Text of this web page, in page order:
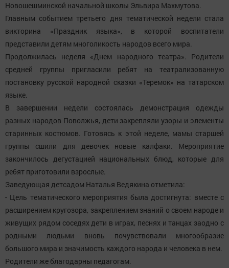
Новошешминской начальной школы Эльвира Махмутова.
Главным событием третьего дня тематической недели стала
викторина «Праздник языка», в которой воспитатели
представили детям многоликость народов всего мира.
Продолжилась неделя «Днем народного театра». Родители
средней группы пригласили ребят на театрализованную
постановку русской народной сказки «Теремок» на татарском
языке.
В завершении недели состоялась демонстрация одежды
разных народов Поволжья, дети закрепляли узоры и элементы
старинных костюмов. Готовясь к этой неделе, мамы старшей
группы сшили для девочек новые калфаки. Мероприятие
закончилось дегустацией национальных блюд, которые для
ребят приготовили взрослые.
Заведующая детсадом Наталья Ведякина отметила:
- Цель тематического мероприятия была достигнута: вместе с
расширением кругозора, закреплением знаний о своем народе и
живущих рядом соседях дети в играх, песнях и танцах заодно с
родными людьми вновь почувствовали многообразие
большого мира и значимость каждого народа и человека в нем.
Родители же благодарны педагогам.